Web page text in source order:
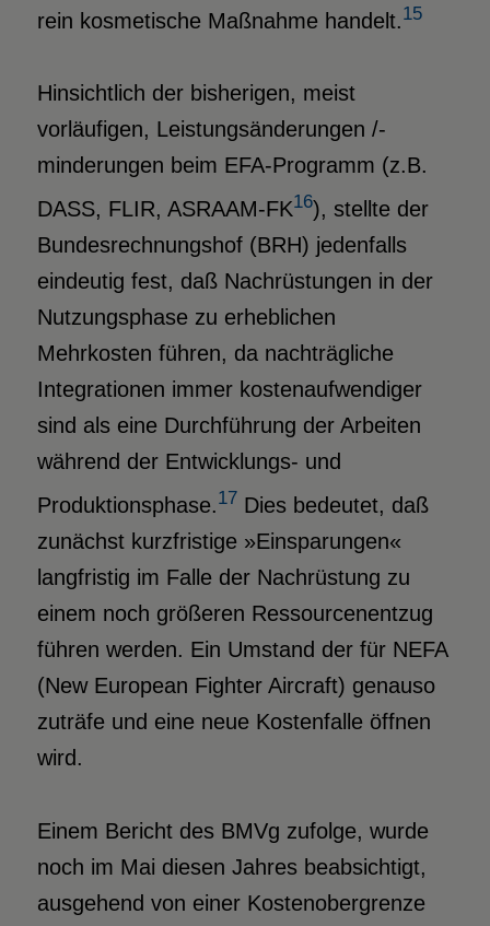
rein kosmetische Maßnahme handelt. 15
Hinsichtlich der bisherigen, meist
vorläufigen, Leistungsänderungen /-
minderungen beim EFA-Programm (z.B.
DASS, FLIR, ASRAAM-FK16), stellte der
Bundesrechnungshof (BRH) jedenfalls
eindeutig fest, daß Nachrüstungen in der
Nutzungsphase zu erheblichen
Mehrkosten führen, da nachträgliche
Integrationen immer kostenaufwendiger
sind als eine Durchführung der Arbeiten
während der Entwicklungs- und
Produktionsphase.17 Dies bedeutet, daß
zunächst kurzfristige »Einsparungen«
langfristig im Falle der Nachrüstung zu
einem noch größeren Ressourcenentzug
führen werden. Ein Umstand der für NEFA
(New European Fighter Aircraft) genauso
zuträfe und eine neue Kostenfalle öffnen
wird.
Einem Bericht des BMVg zufolge, wurde
noch im Mai diesen Jahres beabsichtigt,
ausgehend von einer Kostenobergrenze